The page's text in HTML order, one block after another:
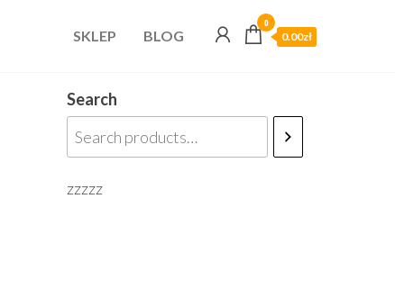
SKLEP BLOG
0
0.00zł
Search
zzzzz